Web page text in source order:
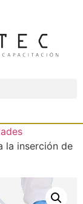
la inserción de